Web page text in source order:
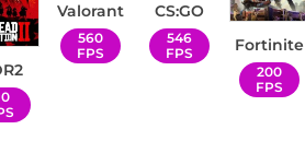
Valorant
560
FPS
CS:GO
546
FPS
Fortinite
200
FPS